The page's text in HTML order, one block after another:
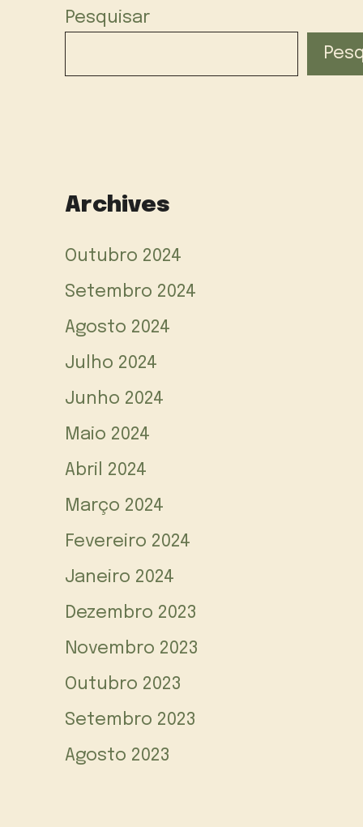
Pesquisar
Archives
Outubro 2024
Setembro 2024
Agosto 2024
Julho 2024
Junho 2024
Maio 2024
Abril 2024
Março 2024
Fevereiro 2024
Janeiro 2024
Dezembro 2023
Novembro 2023
Outubro 2023
Setembro 2023
Agosto 2023